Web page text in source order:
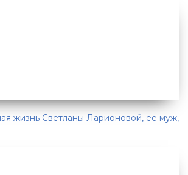
жизнь Светланы Ларионовой, ее муж,